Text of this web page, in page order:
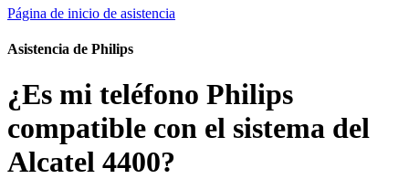
Página de inicio de asistencia
Asistencia de Philips
¿Es mi teléfono Philips
compatible con el sistema del
Alcatel 4400?